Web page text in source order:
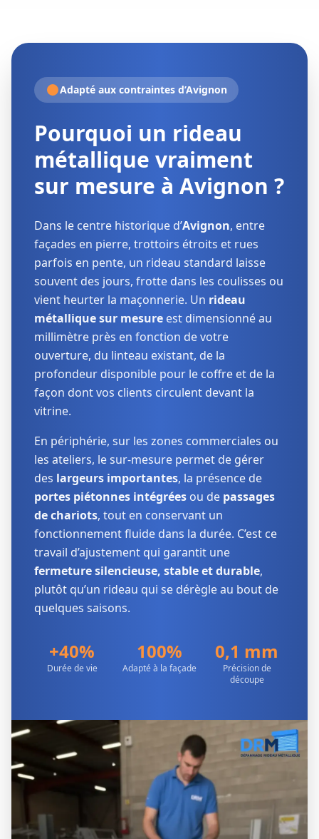
Adapté aux contraintes d’Avignon
Pourquoi un rideau
métallique vraiment
sur mesure à Avignon ?
Dans le centre historique d’Avignon, entre
façades en pierre, trottoirs étroits et rues
parfois en pente, un rideau standard laisse
souvent des jours, frotte dans les coulisses ou
vient heurter la maçonnerie. Un rideau
métallique sur mesure est dimensionné au
millimètre près en fonction de votre
ouverture, du linteau existant, de la
profondeur disponible pour le coffre et de la
façon dont vos clients circulent devant la
vitrine.
En périphérie, sur les zones commerciales ou
les ateliers, le sur‑mesure permet de gérer
des largeurs importantes, la présence de
portes piétonnes intégrées ou de passages
de chariots, tout en conservant un
fonctionnement fluide dans la durée. C’est ce
travail d’ajustement qui garantit une
fermeture silencieuse, stable et durable,
plutôt qu’un rideau qui se dérègle au bout de
quelques saisons.
+40%
Durée de vie
100%
Adapté à la façade
0,1 mm
Précision de
découpe